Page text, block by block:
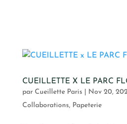
CUEILLETTE X LE PARC
par Cueillette Paris Nov 20,
Collaborations, Papeterie